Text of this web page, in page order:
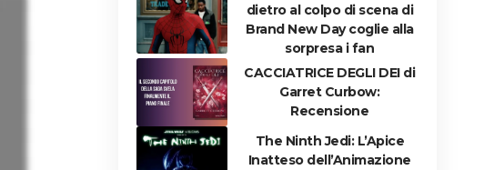
dietro al colpo di scena di
Brand New Day coglie alla
sorpresa i fan
CACCIATRICE DEGLI DEI di
Garret Curbow:
Recensione
The Ninth Jedi: L’Apice
Inatteso dell’Animazione